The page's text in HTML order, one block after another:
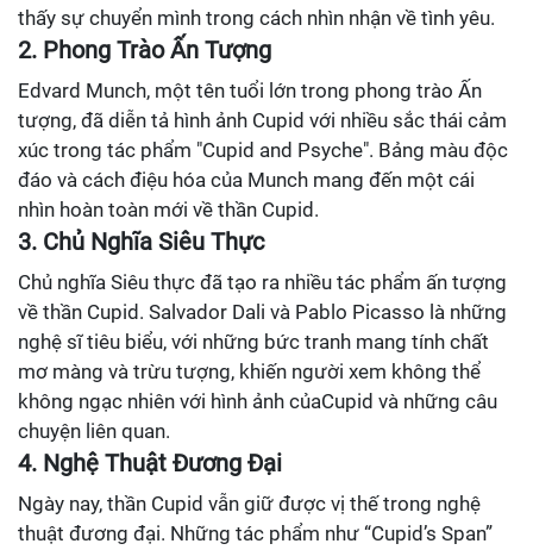
thấy sự chuyển mình trong cách nhìn nhận về tình yêu.
2. Phong Trào Ấn Tượng
Edvard Munch, một tên tuổi lớn trong phong trào Ấn
tượng, đã diễn tả hình ảnh Cupid với nhiều sắc thái cảm
xúc trong tác phẩm "Cupid and Psyche". Bảng màu độc
đáo và cách điệu hóa của Munch mang đến một cái
nhìn hoàn toàn mới về thần Cupid.
3. Chủ Nghĩa Siêu Thực
Chủ nghĩa Siêu thực đã tạo ra nhiều tác phẩm ấn tượng
về thần Cupid. Salvador Dali và Pablo Picasso là những
nghệ sĩ tiêu biểu, với những bức tranh mang tính chất
mơ màng và trừu tượng, khiến người xem không thể
không ngạc nhiên với hình ảnh củaCupid và những câu
chuyện liên quan.
4. Nghệ Thuật Đương Đại
Ngày nay, thần Cupid vẫn giữ được vị thế trong nghệ
thuật đương đại. Những tác phẩm như “Cupid’s Span”